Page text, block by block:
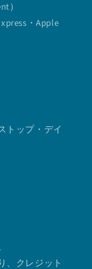
）
・Apple
トップ・デイ
、クレジット